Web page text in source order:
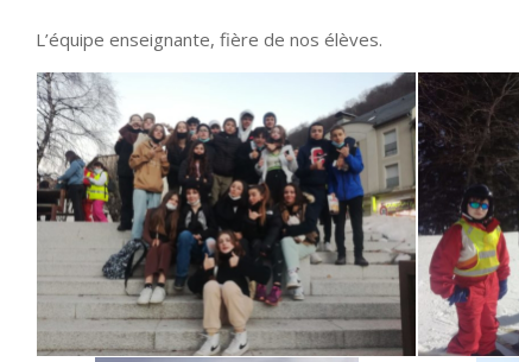
L’équipe enseignante, fière de nos élèves.